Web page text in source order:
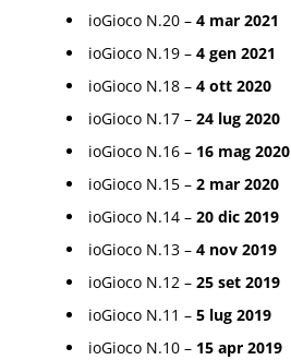
ioGioco N.20 – 4 mar 2021
ioGioco N.19 – 4 gen 2021
ioGioco N.18 – 4 ott 2020
ioGioco N.17 – 24 lug 2020
ioGioco N.16 – 16 mag 2020
ioGioco N.15 – 2 mar 2020
ioGioco N.14 – 20 dic 2019
ioGioco N.13 – 4 nov 2019
ioGioco N.12 – 25 set 2019
ioGioco N.11 – 5 lug 2019
ioGioco N.10 – 15 apr 2019